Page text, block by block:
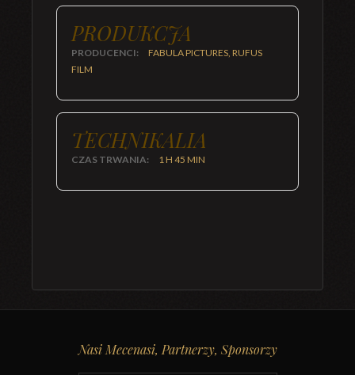
PRODUKCJA
PRODUCENCI:
FABULA PICTURES, RUFUS
FILM
TECHNIKALIA
CZAS TRWANIA: 1 H 45 MIN
Nasi Mecenasi, Partnerzy, Sponsorzy